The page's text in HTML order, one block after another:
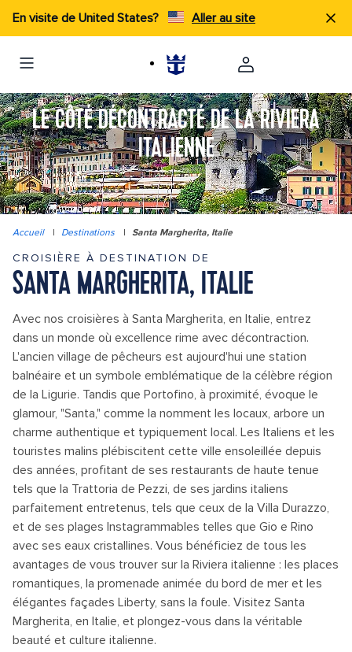
En visite de United States? Aller au site
LE CÔTÉ DÉCONTRACTÉ DE LA RIVIERA
ITALIENNE
Accueil | Destinations | Santa Margherita, Italie
CROISIÈRE À DESTINATION DE
SANTA MARGHERITA, ITALIE
Avec nos croisières à Santa Margherita, en Italie, entrez
dans un monde où excellence rime avec décontraction.
L'ancien village de pêcheurs est aujourd'hui une station
balnéaire et un symbole emblématique de la célèbre région
de la Ligurie. Tandis que Portofino, à proximité, évoque le
glamour, "Santa," comme la nomment les locaux, arbore un
charme authentique et typiquement local. Les Italiens et les
touristes malins plébiscitent cette ville ensoleillée depuis
des années, profitant de ses restaurants de haute tenue
tels que la Trattoria de Pezzi, de ses jardins italiens
parfaitement entretenus, tels que ceux de la Villa Durazzo,
et de ses plages Instagrammables telles que Gio e Rino
avec ses eaux cristallines. Vous bénéficiez de tous les
avantages de vous trouver sur la Riviera italienne : les places
romantiques, la promenade animée du bord de mer et les
élégantes façades Liberty, sans la foule. Visitez Santa
Margherita, en Italie, et plongez-vous dans la véritable
beauté et culture italienne.